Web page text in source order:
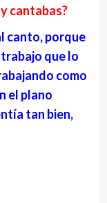
cantabas?
canto, porque
que lo
como
el plano
tan bien,